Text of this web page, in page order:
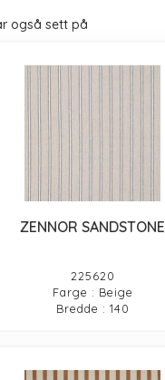
også sett på
ZENNOR SANDSTONE
225620
Farge : Beige
Bredde : 140